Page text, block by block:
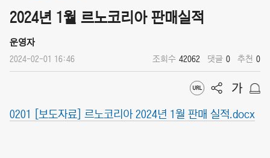
2024년 1월 르노코리아 판매실적
운영자
2024-02-01 16:46 조회수 42062 댓글 0 추천 0
0201 [보도자료] 르노코리아 2024년 1월 판매 실적.docx